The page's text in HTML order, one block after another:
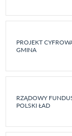
PROJEKT
GMINA
RZĄDOWY
POLSKI ŁAD